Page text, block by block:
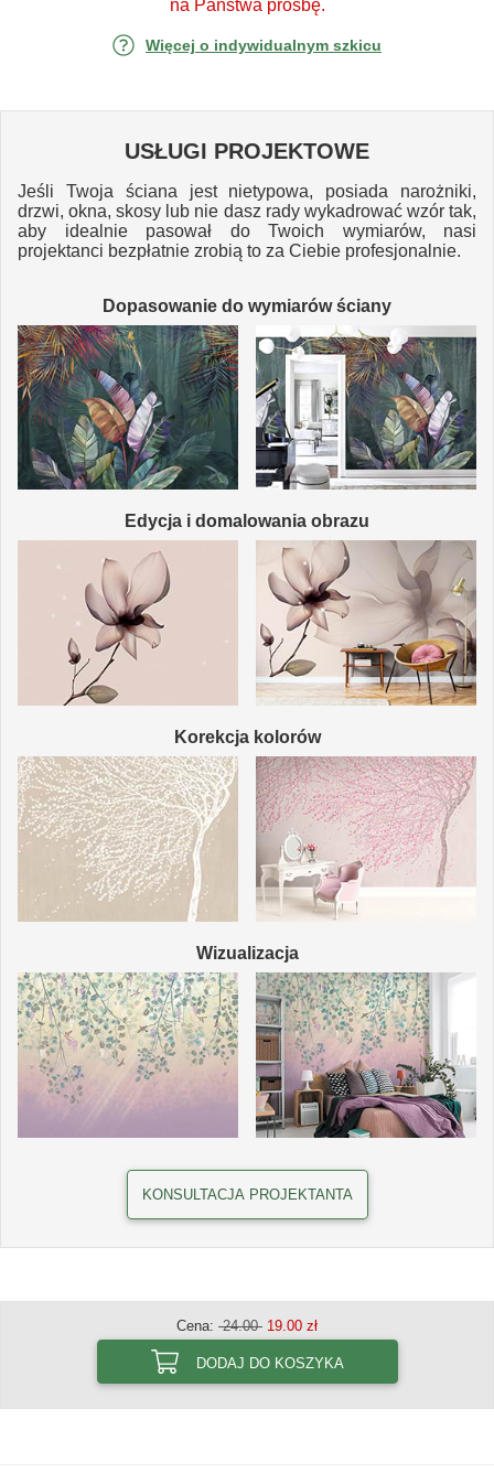
na Państwa prośbę.
Więcej o indywidualnym szkicu
USŁUGI PROJEKTOWE
Jeśli Twoja ściana jest nietypowa, posiada narożniki,
drzwi, okna, skosy lub nie dasz rady wykadrować wzór tak,
aby idealnie pasował do Twoich wymiarów, nasi
projektanci bezpłatnie zrobią to za Ciebie profesjonalnie.
Dopasowanie do wymiarów ściany
Edycja i domalowania obrazu
Korekcja kolorów
Wizualizacja
KONSULTACJA PROJEKTANTA
Cena: 24.00 19.00 zł
DODAJ DO KOSZYKA